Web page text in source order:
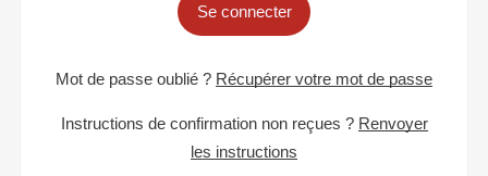
Se connecter
Mot de passe oublié ? Récupérer votre mot de passe
Instructions de confirmation non reçues ? Renvoyer
les instructions